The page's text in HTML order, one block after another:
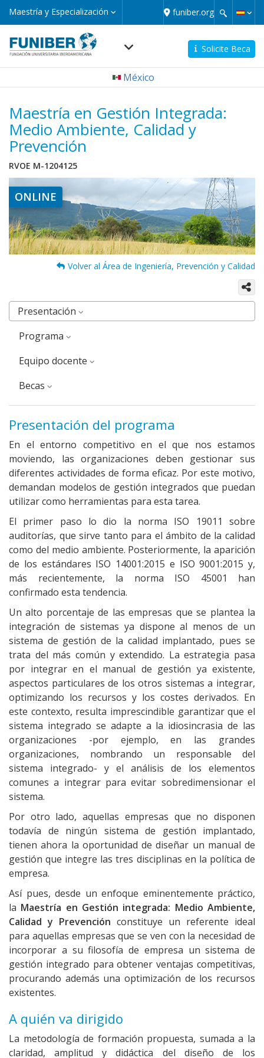
Pasar
principal
Maestría y Especialización
Maestría
y
funiber.org
Solicite Beca
Navegación
micro
México
Maestría en Gestión Integrada:
Medio Ambiente, Calidad y
Prevención
RVOE M-1204125
ONLINE
Volver al Área de Ingeniería, Prevención y Calidad
Presentación
Programa
equipo docente
Becas
Presentación del programa
En el entorno competitivo en el que nos estamos
moviendo, las organizaciones deben gestionar sus
diferentes actividades de forma eficaz. Por este motivo,
demandan modelos de gestión integrados que puedan
utilizar como herramientas para esta tarea.
El primer paso lo dio la norma ISO 19011 sobre
auditorías, que sirve tanto para el ámbito de la calidad
como del medio ambiente. Posteriormente, la aparición
de los estándares ISO 14001:2015 e ISO 9001:2015 y,
más recientemente, la norma ISO 45001 han
confirmado esta tendencia.
Un alto porcentaje de las empresas que se plantea la
integración de sistemas ya dispone al menos de un
sistema de gestión de la calidad implantado, pues se
trata del más común y extendido. La estrategia pasa
por integrar en el manual de gestión ya existente,
aspectos particulares de los otros sistemas a integrar,
optimizando los recursos y los costes derivados. En
este contexto, resulta imprescindible garantizar que el
sistema integrado se adapte a la idiosincrasia de las
organizaciones -por ejemplo, en las grandes
organizaciones, nombrando un responsable del
sistema integrado- y el análisis de los elementos
comunes a integrar para evitar sobredimensionar el
sistema.
Por otro lado, aquellas empresas que no disponen
todavía de ningún sistema de gestión implantado,
tienen ahora la oportunidad de diseñar un manual de
gestión que integre las tres disciplinas en la política de
empresa.
Así pues, desde un enfoque eminentemente práctico,
la Maestría en Gestión integrada: Medio Ambiente,
Calidad y Prevención constituye un referente ideal
para aquellas empresas que se ven con la necesidad de
incorporar a su filosofía de empresa un sistema de
gestión integrado para obtener ventajas competitivas,
procurando además una optimización de los recursos
existentes.
A quién va dirigido
La metodología de formación propuesta, sumada a la
claridad, amplitud y didáctica del diseño de los